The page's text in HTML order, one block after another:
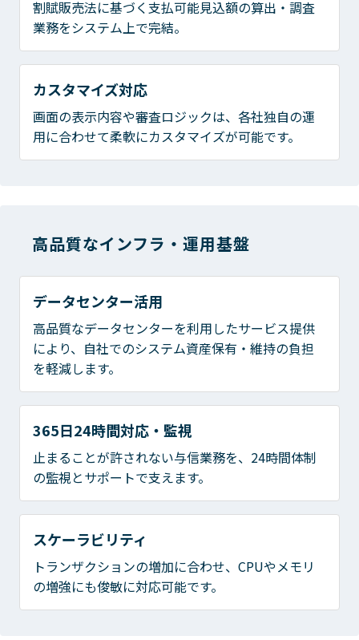
割賦販売法に基づく支払可能見込額の算出・調査
業務をシステム上で完結。
カスタマイズ対応
画面の表示内容や審査ロジックは、各社独自の運
用に合わせて柔軟にカスタマイズが可能です。
高品質なインフラ・運用基盤
データセンター活用
高品質なデータセンターを利用したサービス提供
により、自社でのシステム資産保有・維持の負担
を軽減します。
365日24時間対応・監視
止まることが許されない与信業務を、24時間体制
の監視とサポートで支えます。
スケーラビリティ
トランザクションの増加に合わせ、CPUやメモリ
の増強にも俊敏に対応可能です。